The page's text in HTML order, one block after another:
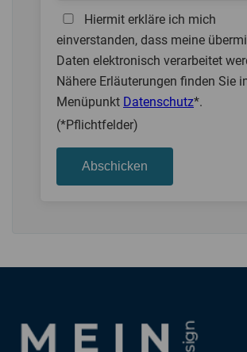
Hiermit erkläre ich mich
einverstanden, dass meine
Daten elektronisch verarbeitet
Nähere Erläuterungen finden Sie
Menüpunkt Datenschutz*.
(*Pflichtfelder)
Abschicken